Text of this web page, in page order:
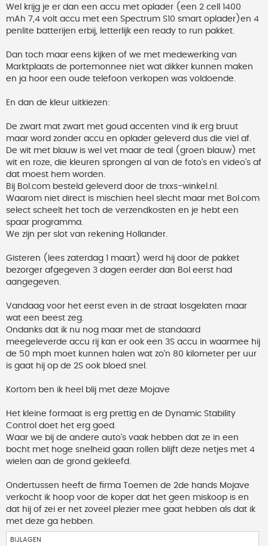
Wel krijg je er dan een accu met oplader (een 2 cell 1400
mAh 7,4 volt accu met een Spectrum S10 smart oplader)en 4
penlite batterijen erbij, letterlijk een ready to run pakket.
Dan toch maar eens kijken of we met medewerking van
Marktplaats de portemonnee niet wat dikker kunnen maken
en ja hoor een oude telefoon verkopen was voldoende.
En dan de kleur uitkiezen:
De zwart mat zwart met goud accenten vind ik erg bruut
maar word zonder accu en oplader geleverd dus die viel af.
De wit met blauw is wel vet maar de teal (groen blauw) met
wit en roze, die kleuren sprongen al van de foto's en video's af
dat moest hem worden.
Bij Bol.com besteld geleverd door de trxxs-winkel.nl.
Waarom niet direct is mischien heel slecht maar met Bol.com
select scheelt het toch de verzendkosten en je hebt een
spaar programma.
We zijn per slot van rekening Hollander.
Gisteren (lees zaterdag 1 maart) werd hij door de pakket
bezorger afgegeven 3 dagen eerder dan Bol eerst had
aangegeven.
Vandaag voor het eerst even in de straat losgelaten maar
wat een beest zeg.
Ondanks dat ik nu nog maar met de standaard
meegeleverde accu rij kan er ook een 3S accu in waarmee hij
de 50 mph moet kunnen halen wat zo'n 80 kilometer per uur
is gaat hij op de 2S ook bloed snel.
Kortom ben ik heel blij met deze Mojave
Het kleine formaat is erg prettig en de Dynamic Stability
Control doet het erg goed.
Waar we bij de andere auto's vaak hebben dat ze in een
bocht met hoge snelheid gaan rollen blijft deze netjes met 4
wielen aan de grond gekleefd.
Ondertussen heeft de firma Toemen de 2de hands Mojave
verkocht ik hoop voor de koper dat het geen miskoop is en
dat hij of zei er net zoveel plezier mee gaat hebben als dat ik
met deze ga hebben.
BIJLAGEN